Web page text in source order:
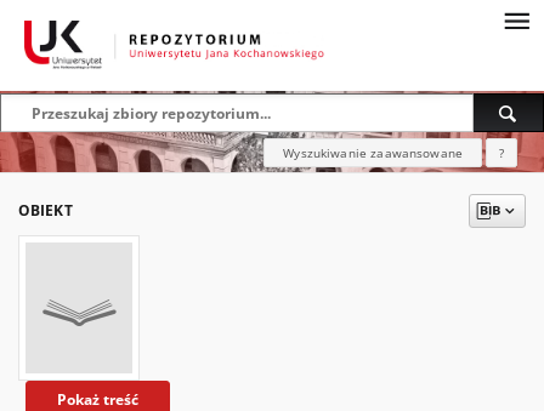
Wyszukiwanie zaawansowane ?
OBIEKT
Pokaż treść